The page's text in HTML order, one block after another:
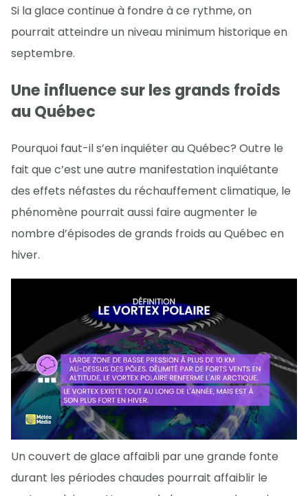
Si la glace continue à fondre à ce rythme, on
pourrait atteindre un niveau minimum historique en
septembre.
Une influence sur les grands froids
au Québec
Pourquoi faut-il s’en inquiéter au Québec? Outre le
fait que c’est une autre manifestation inquiétante
des effets néfastes du réchauffement climatique, le
phénomène pourrait aussi faire augmenter le
nombre d’épisodes de grands froids au Québec en
hiver.
Un couvert de glace affaibli par une grande fonte
durant les périodes chaudes pourrait affaiblir le